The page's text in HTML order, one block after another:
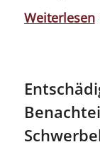
Weiterlesen